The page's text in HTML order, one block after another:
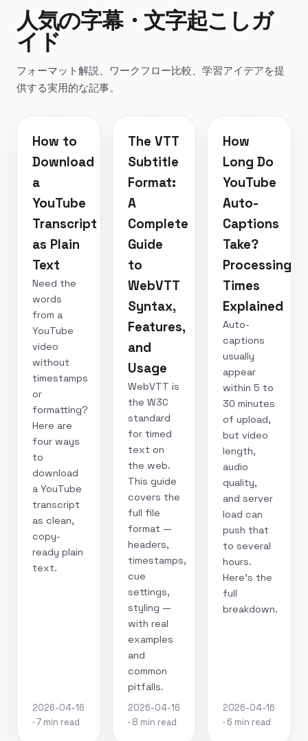
人気の字幕・文字起こしガ
イド
フォーマット解説、ワークフロー比較、学習アイデアを提
供する実用的な記事。
How to
Download
a
YouTube
Transcript
as Plain
Text
Need the
words
from a
YouTube
video
without
timestamps
or
formatting?
Here are
four ways
to
download
a YouTube
transcript
as clean,
copy-
ready plain
text.
2026-04-16
· 7 min read
The VTT
Subtitle
Format:
A
Complete
Guide
to
WebVTT
Syntax,
Features,
and
Usage
WebVTT is
the W3C
standard
for timed
text on
the web.
This guide
covers the
full file
format —
headers,
timestamps,
cue
settings,
styling —
with real
examples
and
common
pitfalls.
2026-04-16
· 8 min read
How
Long Do
YouTube
Auto-
Captions
Take?
Processing
Times
Explained
Auto-
captions
usually
appear
within 5 to
30 minutes
of upload,
but video
length,
audio
quality,
and server
load can
push that
to several
hours.
Here's the
full
breakdown.
2026-04-16
· 6 min read